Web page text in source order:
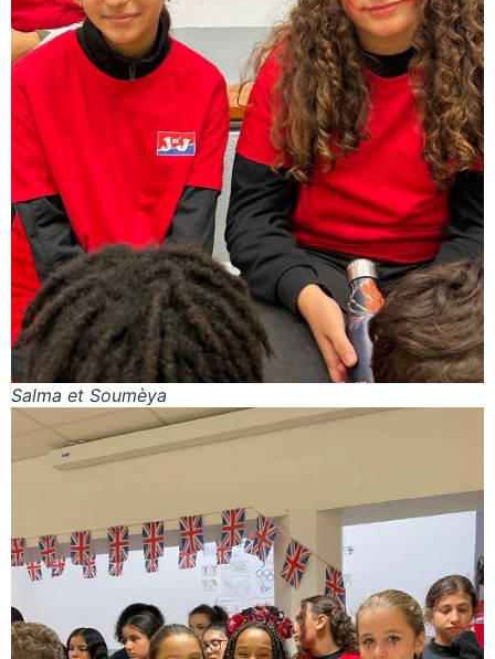
Salma et Soumèya